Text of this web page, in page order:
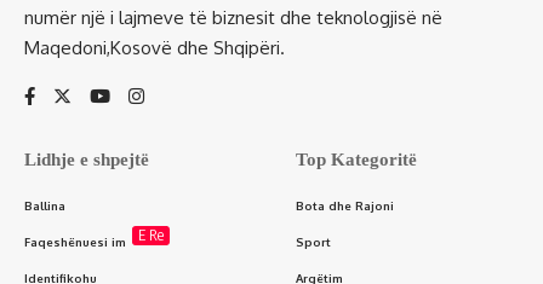
numër një i lajmeve të biznesit dhe teknologjisë në
Maqedoni,Kosovë dhe Shqipëri.
Lidhje e shpejtë
Ballina
Faqeshënuesi im E Re
Identifikohu
Top Kategoritë
Bota dhe Rajoni
Sport
Argëtim